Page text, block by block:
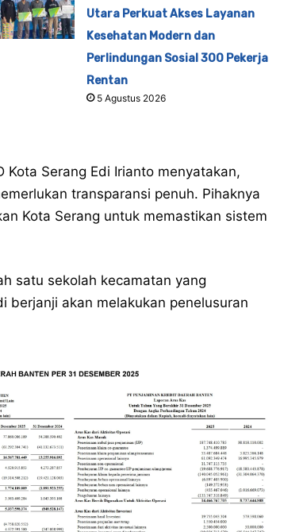
Utara Perkuat Akses Layanan
Kesehatan Modern dan
Perlindungan Sosial 300 Pekerja
Rentan
5 Agustus 2026
Kota Serang Edi Irianto menyatakan,
transparansi penuh. Pihaknya
Kota Serang untuk memastikan sistem
satu sekolah kecamatan yang
berjanji akan melakukan penelusuran